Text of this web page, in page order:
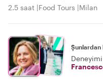
2.5 saat Food Tours Milan
Şunlardan